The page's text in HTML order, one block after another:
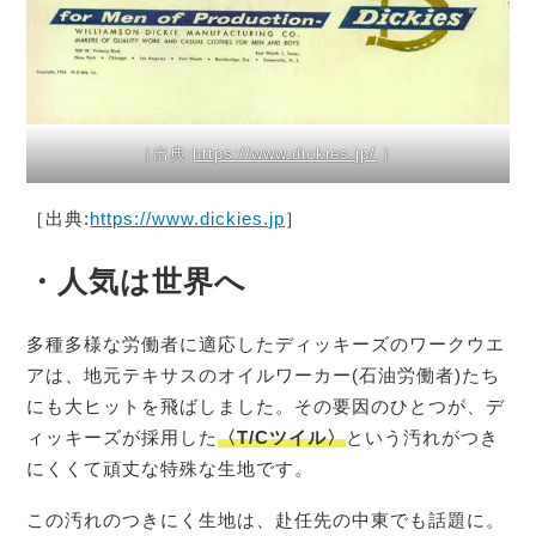
［出典: https://www.dickies.jp/ ］
［出典:https://www.dickies.jp］
・人気は世界へ
多種多様な労働者に適応したディッキーズのワークウエ
アは、地元テキサスのオイルワーカー(石油労働者)たち
にも大ヒットを飛ばしました。その要因のひとつが、デ
ィッキーズが採用した〈T/Cツイル〉という汚れがつき
にくくて頑丈な特殊な生地です。
この汚れのつきにく生地は、赴任先の中東でも話題に。